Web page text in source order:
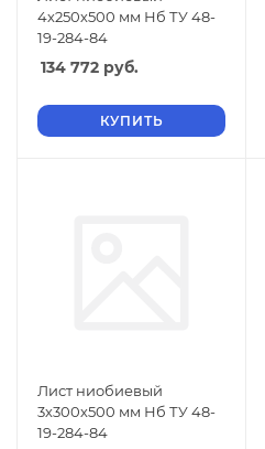
4х250х500 мм Нб ТУ 48-
19-284-84
134 772 руб.
КУПИТЬ
Лист ниобиевый
3х300х500 мм Нб ТУ 48-
19-284-84